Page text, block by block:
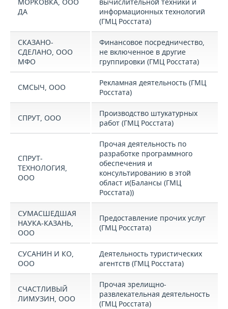
ДА
информационных технологий
(ГМЦ Росстата)
СКАЗАНО-
СДЕЛАНО, ООО
МФО
Финансовое посредничество,
не включенное в другие
группировки (ГМЦ Росстата)
СМСЫЧ, ООО
Рекламная деятельность (ГМЦ
Росстата)
СПРУТ, ООО
Производство штукатурных
работ (ГМЦ Росстата)
СПРУТ-
ТЕХНОЛОГИЯ,
ООО
Прочая деятельность по
разработке программного
обеспечения и
консультированию в этой
област и(Балансы (ГМЦ
Росстата))
СУМАСШЕДШАЯ
НАУКА-КАЗАНЬ,
ООО
Предоставление прочих услуг
(ГМЦ Росстата)
СУСАНИН И КО,
ООО
Деятельность туристических
агентств (ГМЦ Росстата)
СЧАСТЛИВЫЙ
ЛИМУЗИН, ООО
Прочая зрелищно-
развлекательная деятельность
(ГМЦ Росстата)